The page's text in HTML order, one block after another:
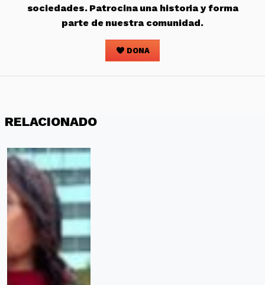
sociedades. Patrocina una historia y forma
parte de nuestra comunidad.
DONA
RELACIONADO